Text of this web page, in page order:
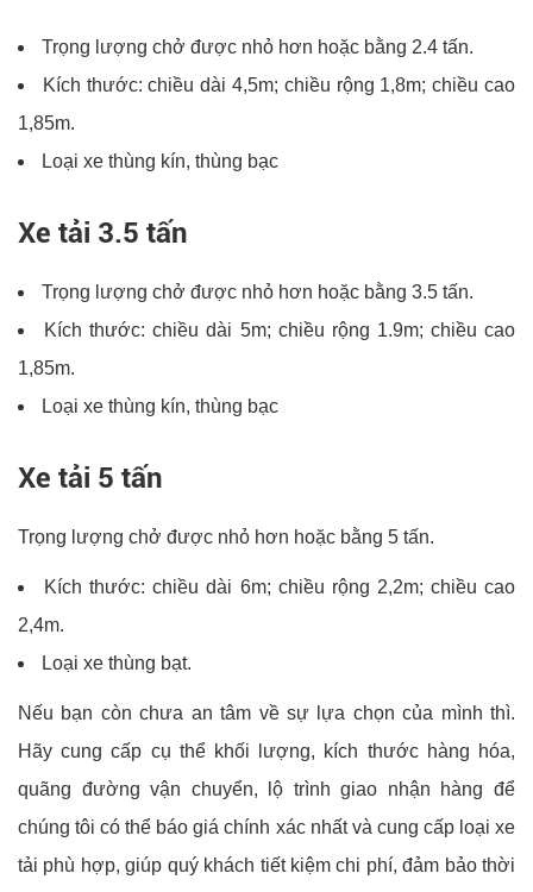
Trọng lượng chở được nhỏ hơn hoặc bằng 2.4 tấn.
Kích thước: chiều dài 4,5m; chiều rộng 1,8m; chiều cao
1,85m.
Loại xe thùng kín, thùng bạc
Xe tải 3.5 tấn
Trọng lượng chở được nhỏ hơn hoặc bằng 3.5 tấn.
Kích thước: chiều dài 5m; chiều rộng 1.9m; chiều cao
1,85m.
Loại xe thùng kín, thùng bạc
Xe tải 5 tấn
Trọng lượng chở được nhỏ hơn hoặc bằng 5 tấn.
Kích thước: chiều dài 6m; chiều rộng 2,2m; chiều cao
2,4m.
Loại xe thùng bạt.
Nếu bạn còn chưa an tâm về sự lựa chọn của mình thì.
Hãy cung cấp cụ thể khối lượng, kích thước hàng hóa,
quãng đường vận chuyển, lộ trình giao nhận hàng để
chúng tôi có thể báo giá chính xác nhất và cung cấp loại xe
tải phù hợp, giúp quý khách tiết kiệm chi phí, đảm bảo thời